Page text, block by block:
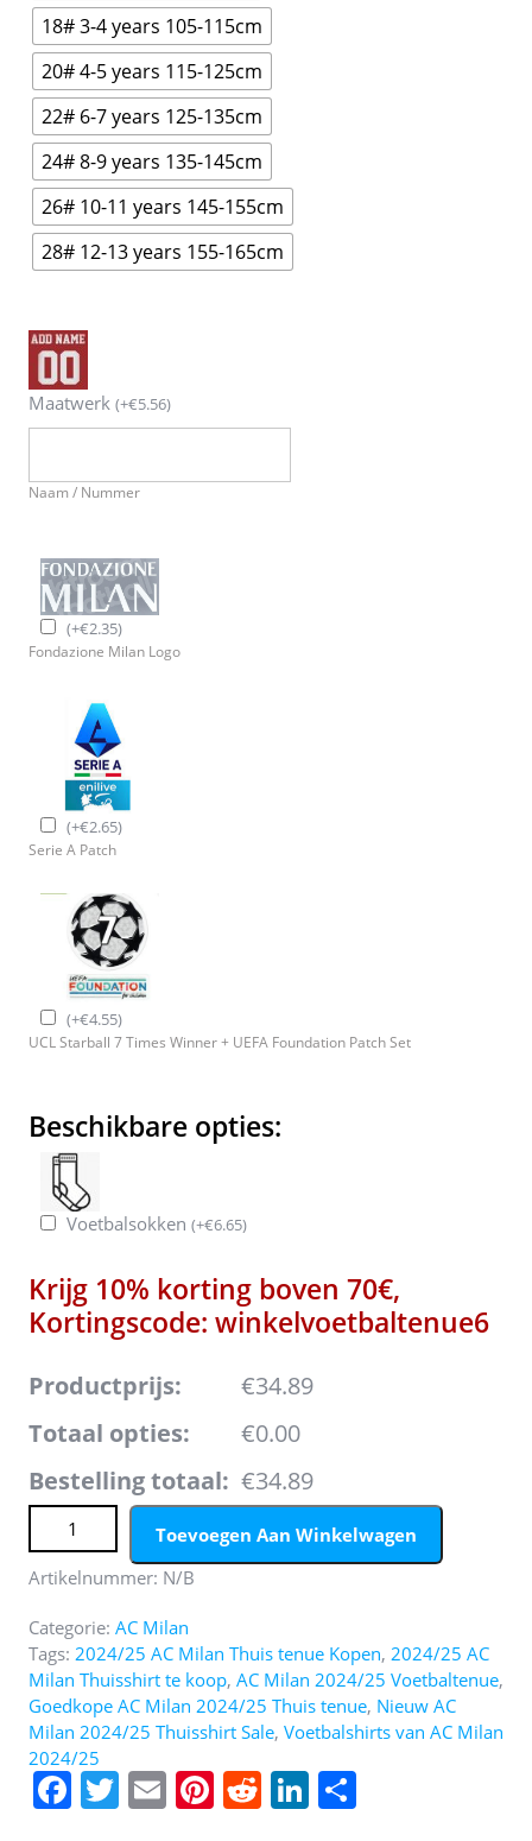
18# 3-4 years 105-115cm
20# 4-5 years 115-125cm
22# 6-7 years 125-135cm
24# 8-9 years 135-145cm
26# 10-11 years 145-155cm
28# 12-13 years 155-165cm
Maatwerk (+€5.56)
Naam / Nummer
(+€2.35)
Fondazione Milan Logo
(+€2.65)
Serie A Patch
(+€4.55)
UCL Starball 7 Times Winner + UEFA Foundation Patch Set
Beschikbare opties:
Voetbalsokken (+€6.65)
Krijg 10% korting boven 70€,
Kortingscode: winkelvoetbaltenue6
Productprijs:
€34.89
Totaal opties:
€0.00
Bestelling totaal: €34.89
Koop het nieuwste Kinder AC Milan 2024/25 Thuis tenue
Korte Mouw (+ Korte broeken) aantal
Toevoegen Aan Winkelwagen
Artikelnummer: N/B
Categorie: AC Milan
Tags: 2024/25 AC Milan Thuis tenue Kopen, 2024/25 AC
Milan Thuisshirt te koop, AC Milan 2024/25 Voetbaltenue,
Goedkope AC Milan 2024/25 Thuis tenue, Nieuw AC
Milan 2024/25 Thuisshirt Sale, Voetbalshirts van AC Milan
2024/25
F T E Pi R Li